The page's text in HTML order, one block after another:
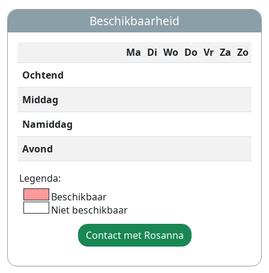
Beschikbaarheid
Ma Di Wo Do Vr Za Zo
Ochtend
Middag
Namiddag
Avond
Legenda:
Beschikbaar
Niet beschikbaar
Contact met Rosanna